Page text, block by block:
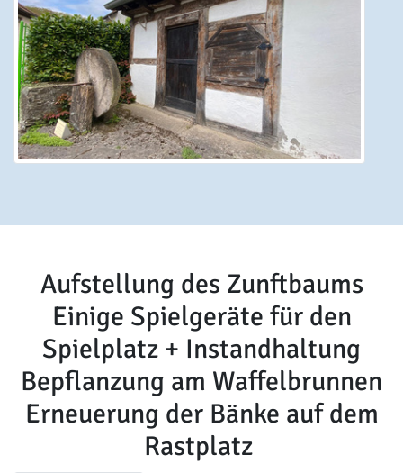
Aufstellung des Zunftbaums
Einige Spielgeräte für den
Spielplatz + Instandhaltung
Bepflanzung am Waffelbrunnen
Erneuerung der Bänke auf dem
Rastplatz